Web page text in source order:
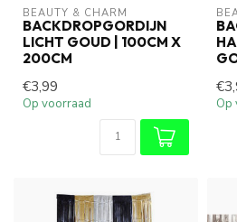
BEAUTY & CHARM
BACKDROPGORDIJN
LICHT GOUD | 100CM X
200CM
€3,99
Op voorraad Op